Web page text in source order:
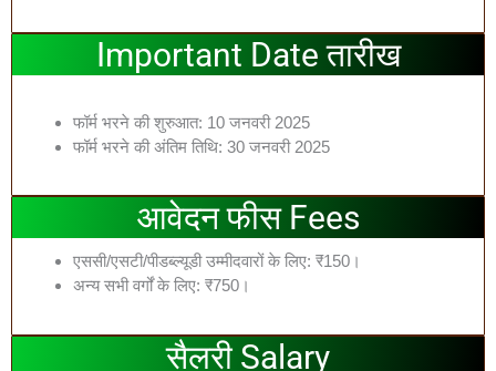
Important Date तारीख
फॉर्म भरने की शुरुआत: 10 जनवरी 2025
फॉर्म भरने की अंतिम तिथि: 30 जनवरी 2025
आवेदन फीस Fees
एससी/एसटी/पीडब्ल्यूडी उम्मीदवारों के लिए: ₹150।
अन्य सभी वर्गों के लिए: ₹750।
सैलरी Salary